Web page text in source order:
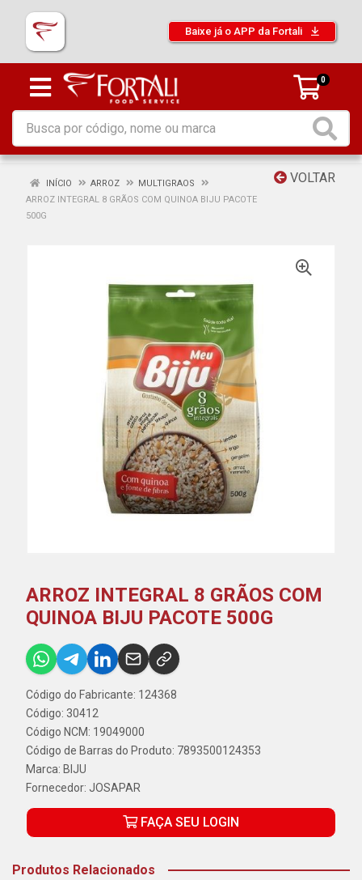
Baixe já o APP da Fortali
0
VOLTAR
INÍCIO ARROZ
MULTIGRAOS
ARROZ INTEGRAL 8 GRÃOS COM QUINOA BIJU PACOTE
500G
ARROZ INTEGRAL 8 GRÃOS COM
QUINOA BIJU PACOTE 500G
Código do Fabricante: 124368
Código: 30412
Código NCM: 19049000
Código de Barras do Produto: 7893500124353
Marca: BIJU
Fornecedor: JOSAPAR
FAÇA SEU LOGIN
Produtos Relacionados